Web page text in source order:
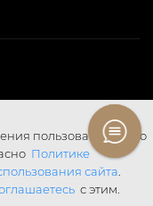
пользовательского
Политике
сайта
с этим.